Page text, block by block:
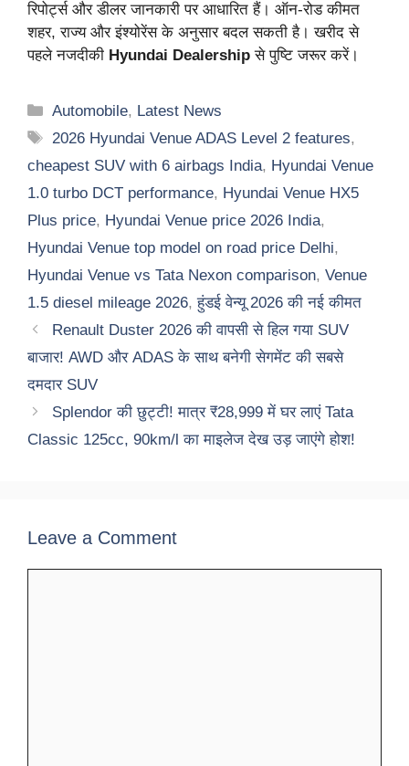
रिपोर्ट्स और डीलर जानकारी पर आधारित हैं। ऑन-रोड कीमत
शहर, राज्य और इंश्योरेंस के अनुसार बदल सकती है। खरीद से
पहले नजदीकी Hyundai Dealership से पुष्टि जरूर करें।
Categories
Automobile, Latest News
Tags
2026 Hyundai Venue ADAS Level 2 features,
cheapest SUV with 6 airbags India, Hyundai Venue
1.0 turbo DCT performance, Hyundai Venue HX5
Plus price, Hyundai Venue price 2026 India,
Hyundai Venue top model on road price Delhi,
Hyundai Venue vs Tata Nexon comparison, Venue
1.5 diesel mileage 2026,हुंडई वेन्यू 2026 की नई कीमत
Renault Duster 2026 की वापसी से हिल गया SUV
बाजार! AWD और ADAS के साथ बनेगी सेगमेंट की सबसे
दमदार SUV
Splendor की छुट्टी! मात्र ₹28,999 में घर लाएं Tata
Classic 125cc, 90km/l का माइलेज देख उड़ जाएंगे होश!
Leave a Comment